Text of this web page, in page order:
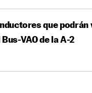
que podrán
VAO de la A-2